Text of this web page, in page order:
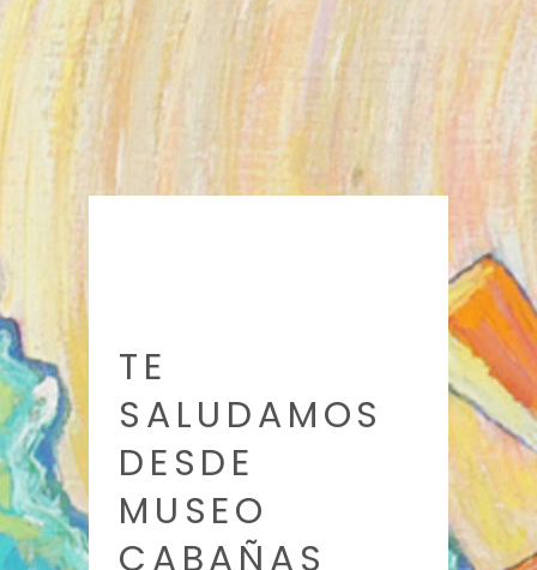
TE
SALUDAMOS
DESDE
MUSEO
CABAÑAS